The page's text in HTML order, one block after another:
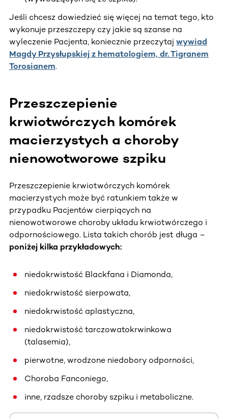
Jeśli chcesz dowiedzieć się więcej na temat tego, kto
wykonuje przeszczepy czy jakie są szanse na
wyleczenie Pacjenta, koniecznie przeczytaj wywiad
Magdy Przysłupskiej z hematologiem, dr. Tigranem
Torosianem.
Przeszczepienie
krwiotwórczych komórek
macierzystych a choroby
nienowotworowe szpiku
Przeszczepienie krwiotwórczych komórek
macierzystych może być ratunkiem także w
przypadku Pacjentów cierpiących na
nienowotworowe choroby układu krwiotwórczego i
odpornościowego. Lista takich chorób jest długa –
poniżej kilka przykładowych:
niedokrwistość Blackfana i Diamonda,
niedokrwistość sierpowata,
niedokrwistość aplastyczna,
niedokrwistość tarczowatokrwinkowa
(talasemia),
pierwotne, wrodzone niedobory odporności,
Choroba Fanconiego,
inne, rzadsze choroby szpiku i metaboliczne.